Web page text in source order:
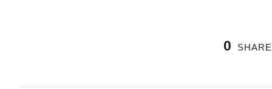
0